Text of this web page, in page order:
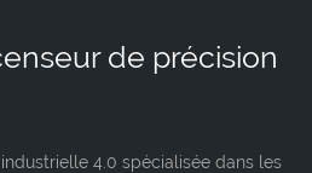
de précision
4.0 spécialisée dans les